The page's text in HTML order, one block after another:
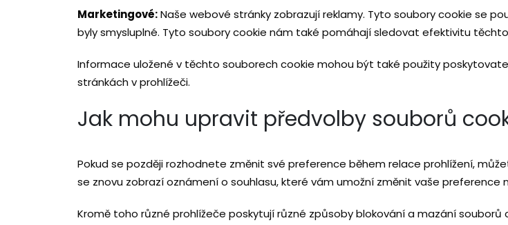
Marketingové:Naše webové stránky zobrazují reklamy. Tyto soubory cookie se
byly smysluplné. Tyto soubory cookie nám také pomáhají sledovat efektivitu
Informace uložené v těchto souborech cookie mohou být také použity
stránkách v prohlížeči.
Jak mohu upravit předvolby souborů
Pokud se později rozhodnete změnit své preference během relace prohlížení,
se znovu zobrazí oznámení o souhlasu, které vám umožní změnit vaše preference
Kromě toho různé prohlížeče poskytují různé způsoby blokování a mazání